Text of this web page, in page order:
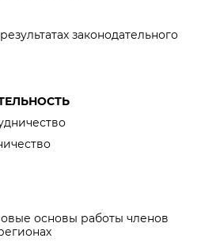
законодательного
основы работы членов